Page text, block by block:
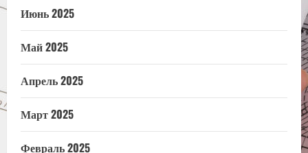
Июнь 2025
Май 2025
Апрель 2025
Март 2025
Февраль 2025